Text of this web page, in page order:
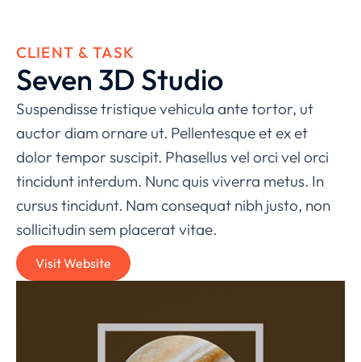
CLIENT & TASK
Seven 3D Studio
Suspendisse tristique vehicula ante tortor, ut
auctor diam ornare ut. Pellentesque et ex et
dolor tempor suscipit. Phasellus vel orci vel orci
tincidunt interdum. Nunc quis viverra metus. In
cursus tincidunt. Nam consequat nibh justo, non
sollicitudin sem placerat vitae.
Visit Website